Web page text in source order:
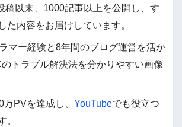
稿以来、1000記事以上を公開し、す
た内容をお届けしています。
マー経験と8年間のブログ運営を活か
トラブル解決法を分かりやすい画像
PVを達成し、 YouTubeでも役立つ
。